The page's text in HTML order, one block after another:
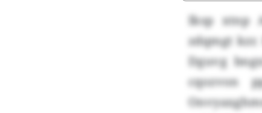
Iksp xtnp
zdqmgt
Dguvg
cqozvon